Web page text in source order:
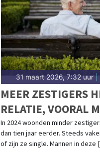
31 maart 2026, 7:32 uur|
MEER ZESTIGERS
RELATIE, VOORAL
In 2024 woonden minder
dan tien jaar eerder. Steeds
of zijn ze single. Mannen in deze